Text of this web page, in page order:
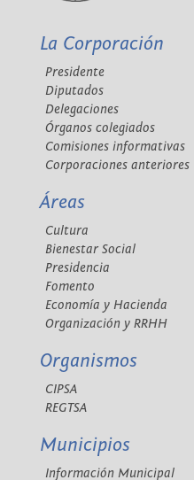
La Corporación
Presidente
Diputados
Delegaciones
Órganos colegiados
Comisiones informativas
Corporaciones anteriores
Áreas
Cultura
Bienestar Social
Presidencia
Fomento
Economía y Hacienda
Organización y RRHH
Organismos
CIPSA
REGTSA
Municipios
Información Municipal